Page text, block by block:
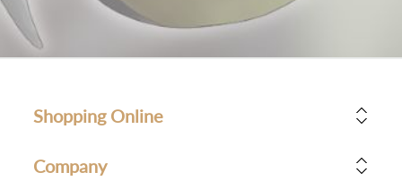
Shopping Online
Company